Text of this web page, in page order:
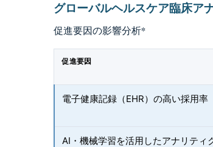
グローバルヘルスケア臨床ア
促進要因の影響分析*
促進要因
電子健康記録（EHR）の高い採用率
AI・機械学習を活用したアナリティ